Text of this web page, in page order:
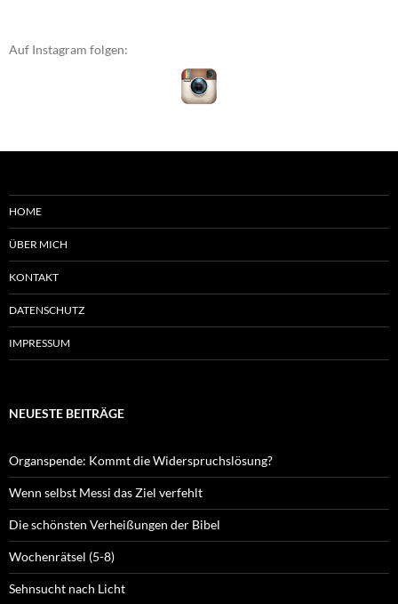
Auf Instagram folgen:
HOME
ÜBER MICH
KONTAKT
DATENSCHUTZ
IMPRESSUM
NEUESTE BEITRÄGE
Organspende: Kommt die Widerspruchslösung?
Wenn selbst Messi das Ziel verfehlt
Die schönsten Verheißungen der Bibel
Wochenrätsel (5-8)
Sehnsucht nach Licht